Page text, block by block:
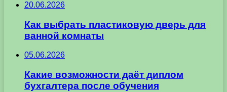
20.06.2026
Как выбрать пластиковую дверь для
ванной комнаты
05.06.2026
Какие возможности даёт диплом
бухгалтера после обучения